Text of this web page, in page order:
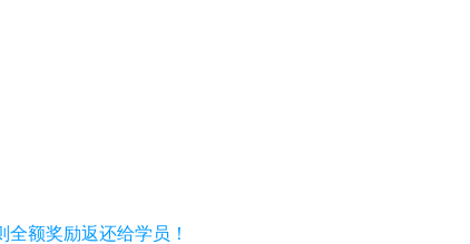
额奖励返还给学员！